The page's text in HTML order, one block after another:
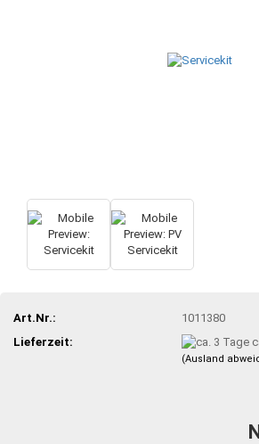
Art.Nr.:
1011380
Lieferzeit:
(Ausland